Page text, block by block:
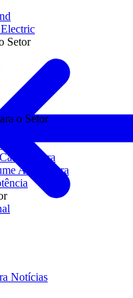
Setor
o Setor
Segura
Arquitetura
Notícias